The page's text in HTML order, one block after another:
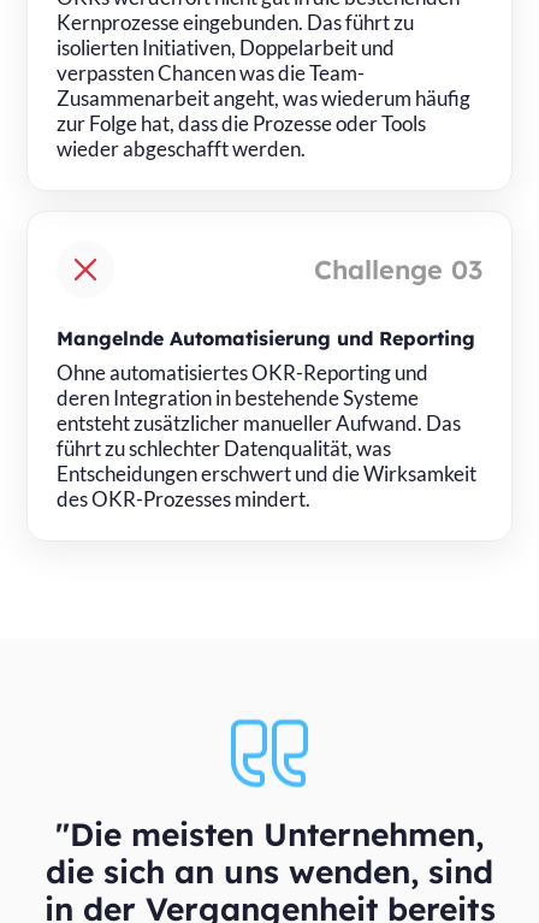
Kernprozesse eingebunden. Das führt zu
isolierten Initiativen, Doppelarbeit und
verpassten Chancen was die Team-
Zusammenarbeit angeht, was wiederum häufig
zur Folge hat, dass die Prozesse oder Tools
wieder abgeschafft werden.
Challenge 03
Mangelnde Automatisierung und Reporting
Ohne automatisiertes OKR-Reporting und
deren Integration in bestehende Systeme
entsteht zusätzlicher manueller Aufwand. Das
führt zu schlechter Datenqualität, was
Entscheidungen erschwert und die Wirksamkeit
des OKR-Prozesses mindert.
"Die meisten Unternehmen,
die sich an uns wenden, sind
in der Vergangenheit bereits